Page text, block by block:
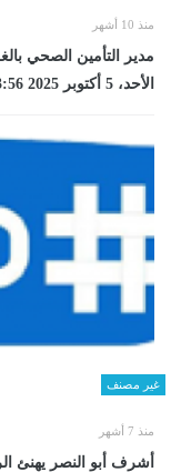
منذ 10 أشهر
مدير التأمين الصحي
الأحد، 5 أكتوبر 2025 03:56 مـ
غير مصنف
منذ 7 أشهر
أشرف أبو النصر يهنئ